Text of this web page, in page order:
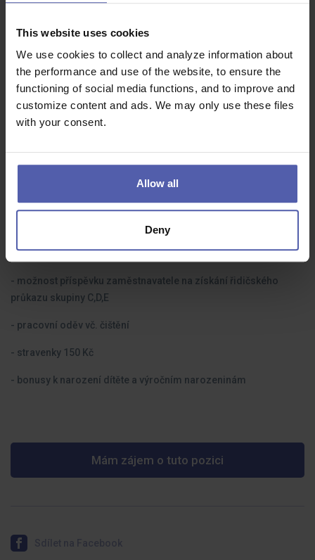
This website uses cookies
We use cookies to collect and analyze information about
the performance and use of the website, to ensure the
functioning of social media functions, and to improve and
customize content and ads. We may only use these files
with your consent.
Allow all
Deny
- zájem o obor a pracovitost
Co dostanete na oplátku:
📌A co získáte vy od nás
- fix + motivační odměny v hodnotě až 80% platu + možnost
placených přesčasů
- 13. mzda (2x ročně odměna 20 000 Kč)
- nástupní bonus 25 000 Kč pro nezkušené a 50 000 Kč pro
- 25 dní dovolené + až 5 dní navíc
- příspěvek na penzijní a životní pojištění + Multisport, Flexipas
- možnost příspěvku zaměstnavatele na získání řidičského
průkazu skupiny C,D,E
- pracovní oděv vč. čištění
- stravenky 150 Kč
- bonusy k narození dítěte a výročním narozeninám
Mám zájem o tuto pozici